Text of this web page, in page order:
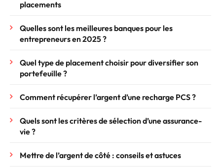
placements
Quelles sont les meilleures banques pour les
entrepreneurs en 2025 ?
Quel type de placement choisir pour diversifier son
portefeuille ?
Comment récupérer l’argent d’une recharge PCS ?
Quels sont les critères de sélection d’une assurance-
vie ?
Mettre de l’argent de côté : conseils et astuces